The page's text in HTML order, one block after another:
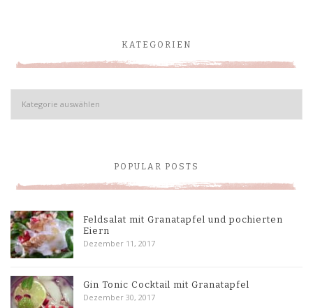
KATEGORIEN
Kategorien
POPULAR POSTS
Feldsalat mit Granatapfel und pochierten
Eiern
Dezember 11, 2017
Gin Tonic Cocktail mit Granatapfel
Dezember 30, 2017